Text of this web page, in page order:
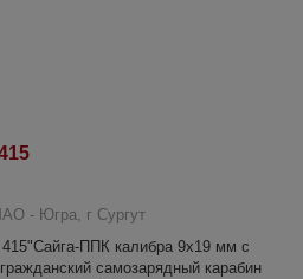
- Югра, г Сургут
ППК калибра 9х19 мм с
самозарядный карабин